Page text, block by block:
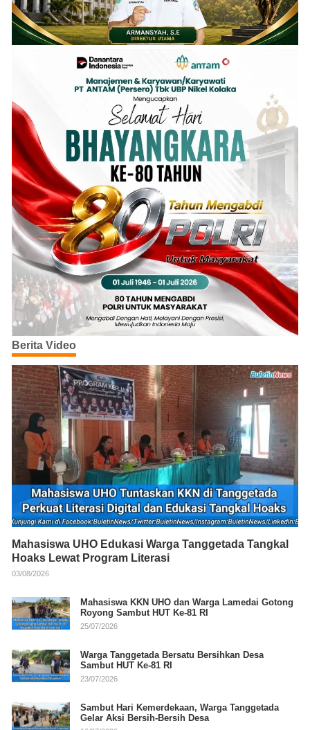
Berita Video
Mahasiswa UHO Edukasi Warga Tanggetada Tangkal
Hoaks Lewat Program Literasi
03/08/2026
Mahasiswa KKN UHO dan Warga Lamedai Gotong
Royong Sambut HUT Ke-81 RI
25/07/2026
Warga Tanggetada Bersatu Bersihkan Desa
Sambut HUT Ke-81 RI
23/07/2026
Sambut Hari Kemerdekaan, Warga Tanggetada
Gelar Aksi Bersih-Bersih Desa